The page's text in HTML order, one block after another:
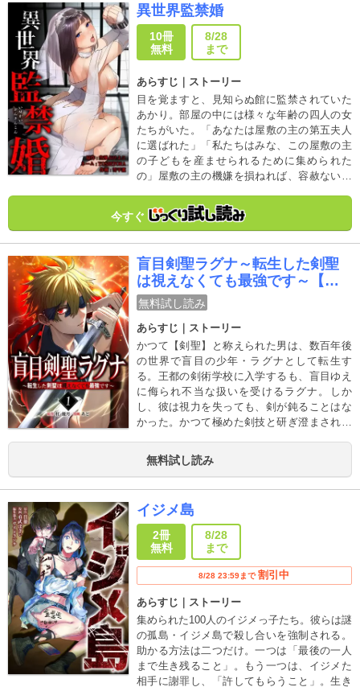
異世界監禁婚
10冊
無料
8/28
まで
あらすじ｜ストーリー
目を覚ますと、見知らぬ館に監禁されていた
あかり。部屋の中には様々な年齢の四人の女
たちがいた。「あなたは屋敷の主の第五夫人
に選ばれた」「私たちはみな、この屋敷の主
の子どもを産ませられるために集められた
の」屋敷の主の機嫌を損ねれば、容赦ない死
は、この屋敷から逃がれる事はできるのだろ
うか──。衝撃のパニックホラー、待望のコミ
今すぐ
盲目剣聖ラグナ～転生した剣聖
は視えなくても最強です～【単
行本版】
無料試し読み
あらすじ｜ストーリー
かつて【剣聖】と称えられた男は、数百年後
の世界で盲目の少年・ラグナとして転生す
る。王都の剣術学校に入学するも、盲目ゆえ
に侮られ不当な扱いを受けるラグナ。しか
し、彼は視力を失っても、剣が鈍ることはな
かった。かつて極めた剣技と研ぎ澄まされた
成長していく。見えぬからこそ、辿り着ける
境地がある──これは、盲目の剣士が新たな伝
無料試し読み
イジメ島
2冊
無料
8/28
まで
8/28 23:59まで 割引中
あらすじ｜ストーリー
集められた100人のイジメっ子たち。彼らは謎
の孤島・イジメ島で殺し合いを強制される。
助かる方法は二つだけ。一つは「最後の一人
まで生き残ること」。もう一つは、イジメた
相手に謝罪し、「許してもらうこと」。生き